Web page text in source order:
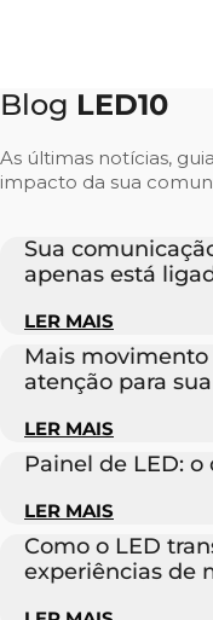
Blog LED10
As últimas notícias,
impacto da sua
Sua
apenas está
LER MAIS
Mais
atenção para
LER MAIS
Painel de LED:
LER MAIS
Como o LED
experiências de